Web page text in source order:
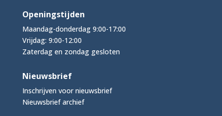
Openingstijden
Maandag-donderdag 9:00-17:00
Vrijdag: 9:00-12:00
Zaterdag en zondag gesloten
Nieuwsbrief
Inschrijven voor nieuwsbrief
Nieuwsbrief archief